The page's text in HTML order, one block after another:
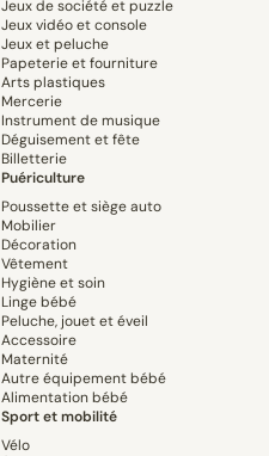
Jeux de société et puzzle
Jeux vidéo et console
Jeux et peluche
Papeterie et fourniture
Arts plastiques
Mercerie
Instrument de musique
Déguisement et fête
Billetterie
Puériculture
Poussette et siège auto
Mobilier
Décoration
Vêtement
Hygiène et soin
Linge bébé
Peluche, jouet et éveil
Accessoire
Maternité
Autre équipement bébé
Alimentation bébé
Sport et mobilité
Vélo